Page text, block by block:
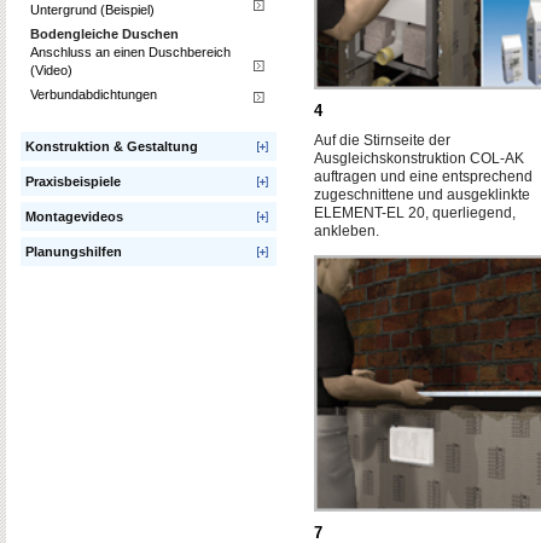
Untergrund (Beispiel)
Bodengleiche Duschen
Anschluss an einen Duschbereich
(Video)
Verbundabdichtungen
Konstruktion & Gestaltung
Praxisbeispiele
Montagevideos
Planungshilfen
4
Auf die Stirnseite der
Ausgleichskonstruktion COL-AK
auftragen und eine entsprechend
zugeschnittene und ausgeklinkte
ELEMENT-EL 20, querliegend,
ankleben.
7